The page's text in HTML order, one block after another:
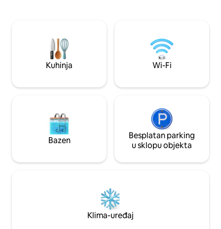
rekreacije u prirodi. Kućni ljubimci su
dozvoljeni! Dodatni madrac i dječji
krevetić dostupni su na zahtjev.
rođacima,
klubovima. Ovdje
Kuhinja Wi-Fi
Bazen
Besplatan parking
u sklopu objekta
Klima-uređaj